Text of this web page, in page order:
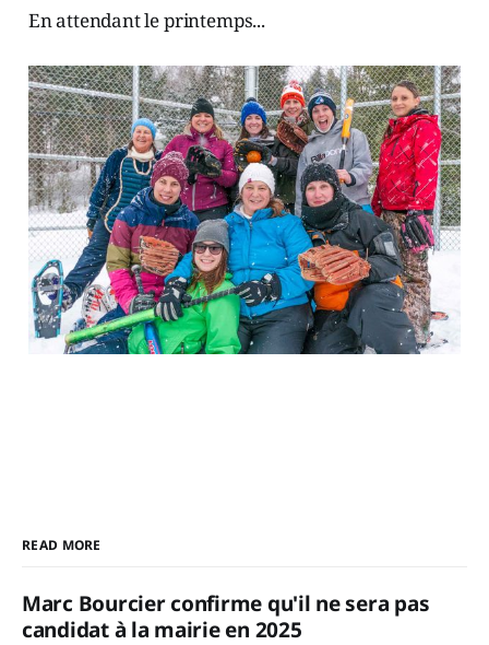
En attendant le printemps...
READ MORE
Marc Bourcier confirme qu'il ne sera pas
candidat à la mairie en 2025